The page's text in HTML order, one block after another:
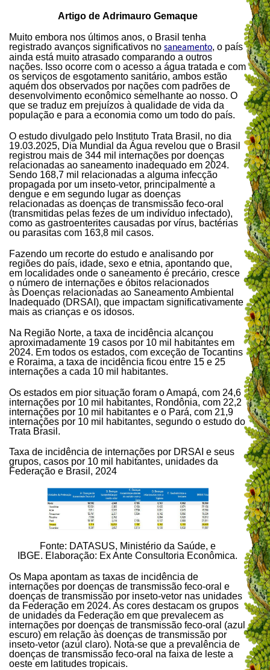
Artigo de Adrimauro Gemaque
Muito embora nos últimos anos, o Brasil tenha
registrado avanços significativos no saneamento, o país
ainda está muito atrasado comparando a outros
nações. Isso ocorre com o acesso a água tratada e com
os serviços de esgotamento sanitário, ambos estão
aquém dos observados por nações com padrões de
desenvolvimento econômico semelhante ao nosso. O
que se traduz em prejuízos à qualidade de vida da
população e para a economia como um todo do país.
O estudo divulgado pelo Instituto Trata Brasil, no dia
19.03.2025, Dia Mundial da Água revelou que o Brasil
registrou mais de 344 mil internações por doenças
relacionadas ao saneamento inadequado em 2024.
Sendo 168,7 mil relacionadas a alguma infecção
propagada por um inseto-vetor, principalmente a
dengue e em segundo lugar as doenças
relacionadas as doenças de transmissão feco-oral
(transmitidas pelas fezes de um indivíduo infectado),
como as gastroenterites causadas por vírus, bactérias
ou parasitas com 163,8 mil casos.
Fazendo um recorte do estudo e analisando por
regiões do país, idade, sexo e etnia, apontando que,
em localidades onde o saneamento é precário, cresce
o número de internações e óbitos relacionados
às Doenças relacionadas ao Saneamento Ambiental
Inadequado (DRSAI), que impactam significativamente
mais as crianças e os idosos.
Na Região Norte, a taxa de incidência alcançou
aproximadamente 19 casos por 10 mil habitantes em
2024. Em todos os estados, com exceção de Tocantins
e Roraima, a taxa de incidência ficou entre 15 e 25
internações a cada 10 mil habitantes.
Os estados em pior situação foram o Amapá, com 24,6
internações por 10 mil habitantes, Rondônia, com 22,2
internações por 10 mil habitantes e o Pará, com 21,9
internações por 10 mil habitantes, segundo o estudo do
Trata Brasil.
Taxa de incidência de internações por DRSAI e seus
grupos, casos por 10 mil habitantes, unidades da
Federação e Brasil, 2024
Fonte: DATASUS, Ministério da Saúde, e
IBGE. Elaboração: Ex Ante Consultoria Econômica.
Os Mapa apontam as taxas de incidência de
internações por doenças de transmissão feco-oral e
doenças de transmissão por inseto-vetor nas unidades
da Federação em 2024. As cores destacam os grupos
de unidades da Federação em que prevalecem as
internações por doenças de transmissão feco-oral (azul
escuro) em relação às doenças de transmissão por
inseto-vetor (azul claro). Nota-se que a prevalência de
doenças de transmissão feco-oral na faixa de leste a
oeste em latitudes tropicais.